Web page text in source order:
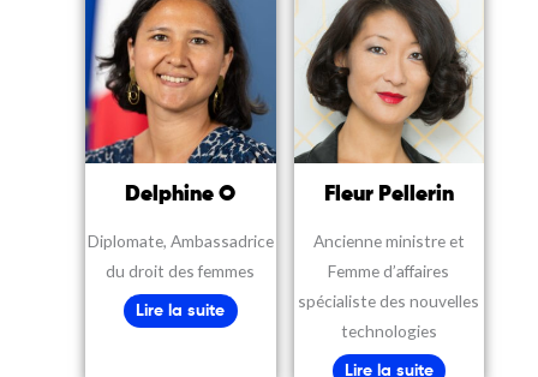
Delphine O
Diplomate, Ambassadrice
du droit des femmes
Lire la suite
Fleur Pellerin
Ancienne ministre et
Femme d’affaires
spécialiste des nouvelles
technologies
Lire la suite